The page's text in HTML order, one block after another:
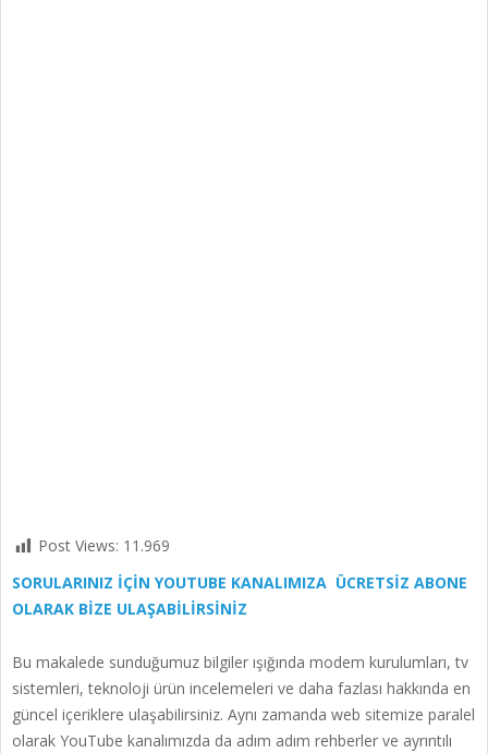
Post Views: 11.969
SORULARINIZ İÇİN YOUTUBE KANALIMIZA ÜCRETSİZ ABONE
OLARAK BİZE ULAŞABİLİRSİNİZ
Bu makalede sunduğumuz bilgiler ışığında modem kurulumları, tv
sistemleri, teknoloji ürün incelemeleri ve daha fazlası hakkında en
güncel içeriklere ulaşabilirsiniz. Aynı zamanda web sitemize paralel
olarak YouTube kanalımızda da adım adım rehberler ve ayrıntılı